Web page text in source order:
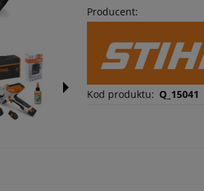
Producent:
Kod produktu: Q_15041